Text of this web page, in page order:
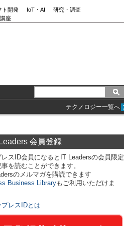
ト開発 IoT・AI
研究・調査
座
テクノロジー一覧へ
会員登録
スID会員になるとIT Leadersの会員限定
を読むことができます。
のメルマガを購読できます
Business Libraryもご利用いただけま
プレスIDとは